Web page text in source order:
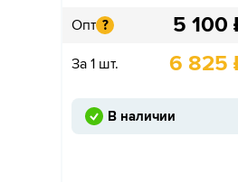
Опт ? 5 100
За 1 шт. 6 825
В наличии